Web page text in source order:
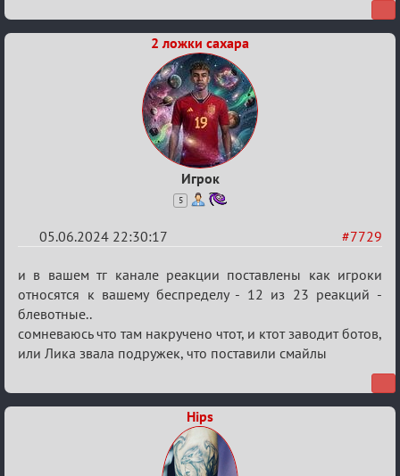
2 ложки сахара
Игрок
5
#7729
05.06.2024 22:30:17
Re:
Кубок
Вендетты
и в вашем тг канале реакции поставлены как игроки
относятся к вашему беспределу - 12 из 23 реакций -
блевотные..
сомневаюсь что там накручено чтот, и ктот заводит ботов,
или Лика звала подружек, что поставили смайлы
Hips